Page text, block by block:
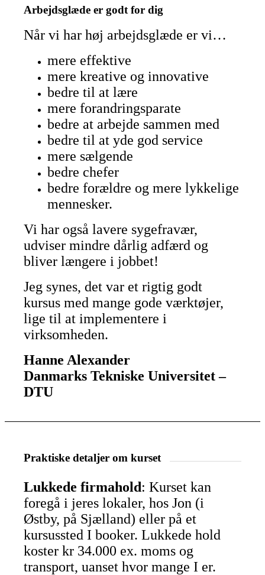
Arbejdsglæde er godt for dig
Når vi har høj arbejdsglæde er vi…
mere effektive
mere kreative oginnovative
bedre til at lære
mere forandringsparate
bedre at arbejde sammen med
bedre til at yde god service
mere sælgende
bedre chefer
bedre forældre og mere lykkelige
mennesker.
Vi har også lavere sygefravær,
udviser mindre dårlig adfærd og
bliver længere i jobbet!
Jeg synes, det var et rigtig godt
kursus med mange gode værktøjer,
lige til at implementere i
virksomheden.
Hanne Alexander
Danmarks Tekniske Universitet –
DTU
Praktiske detaljer om kurset
Lukkede firmahold: Kurset kan
foregå i jeres lokaler, hos Jon (i
Østby, på Sjælland) eller på et
kursussted I booker. Lukkede hold
koster kr 34.000 ex. moms og
transport, uanset hvor mange I er.